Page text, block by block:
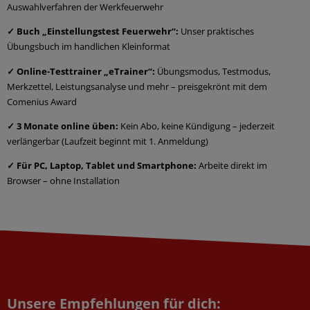
Auswahlverfahren der Werkfeuerwehr
✓ Buch „Einstellungstest Feuerwehr“: Unser praktisches
Übungsbuch im handlichen Kleinformat
✓ Online-Testtrainer „eTrainer“: Übungsmodus, Testmodus,
Merkzettel, Leistungsanalyse und mehr – preisgekrönt mit dem
Comenius Award
✓ 3 Monate online üben: Kein Abo, keine Kündigung – jederzeit
verlängerbar (Laufzeit beginnt mit 1. Anmeldung)
✓ Für PC, Laptop, Tablet und Smartphone: Arbeite direkt im
Browser – ohne Installation
Unsere Empfehlungen für dich: